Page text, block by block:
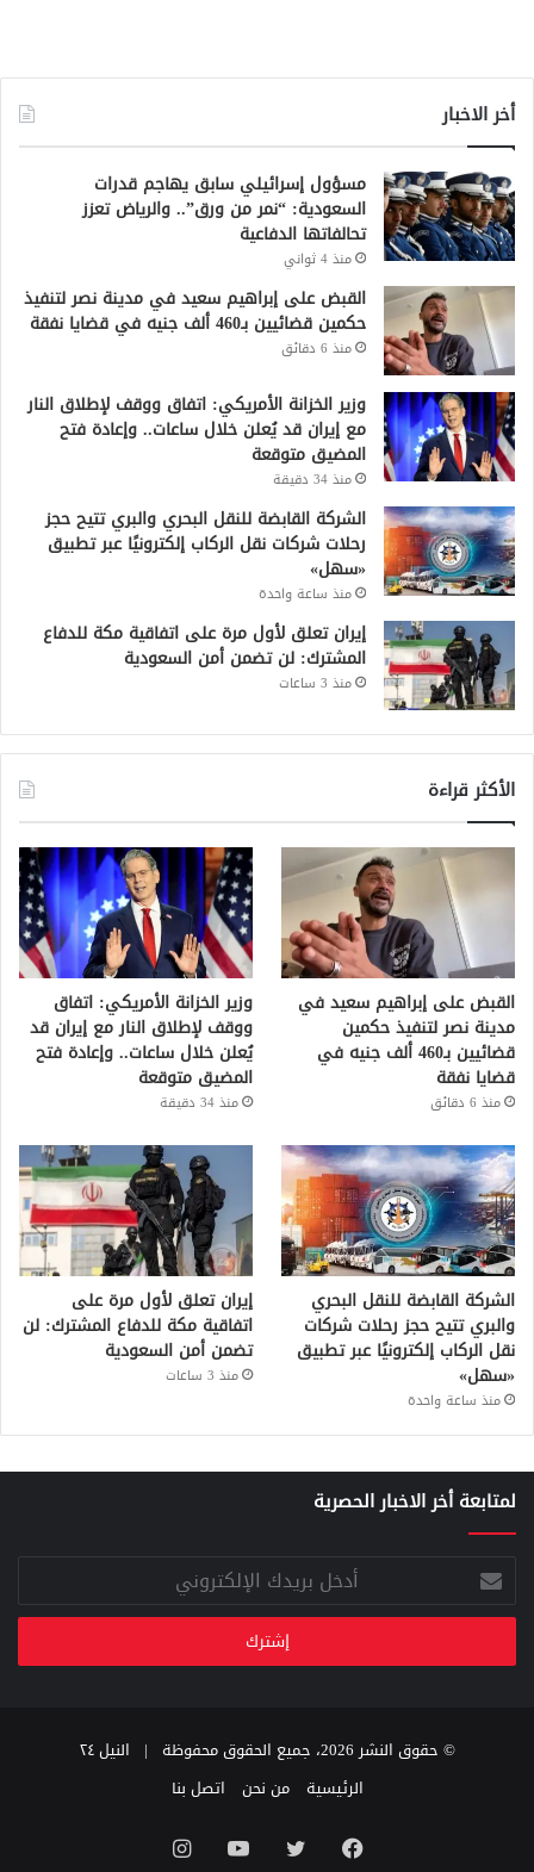
أخر الاخبار
مسؤول إسرائيلي سابق يهاجم قدرات
السعودية: “نمر من ورق”.. والرياض تعزز
تحالفاتها الدفاعية
منذ 4 ثواني
القبض على إبراهيم سعيد في مدينة نصر لتنفيذ
حكمين قضائيين بـ460 ألف جنيه في قضايا نفقة
منذ 6 دقائق
وزير الخزانة الأمريكي: اتفاق ووقف لإطلاق النار
مع إيران قد يُعلن خلال ساعات.. وإعادة فتح
المضيق متوقعة
منذ 34 دقيقة
الشركة القابضة للنقل البحري والبري تتيح حجز
رحلات شركات نقل الركاب إلكترونيًا عبر تطبيق
«سهل»
منذ ساعة واحدة
إيران تعلق لأول مرة على اتفاقية مكة للدفاع
المشترك: لن تضمن أمن السعودية
منذ 3 ساعات
الأكثر قراءة
القبض على إبراهيم سعيد في
مدينة نصر لتنفيذ حكمين
قضائيين بـ460 ألف جنيه في
قضايا نفقة
منذ 6 دقائق
وزير الخزانة الأمريكي: اتفاق
ووقف لإطلاق النار مع إيران قد
يُعلن خلال ساعات.. وإعادة فتح
المضيق متوقعة
منذ 34 دقيقة
الشركة القابضة للنقل البحري
والبري تتيح حجز رحلات شركات
نقل الركاب إلكترونيًا عبر تطبيق
«سهل»
منذ ساعة واحدة
إيران تعلق لأول مرة على
اتفاقية مكة للدفاع المشترك: لن
تضمن أمن السعودية
منذ 3 ساعات
لمتابعة أخر الاخبار الحصرية
أدخل
بريدك
الإلكتروني
© حقوق النشر 2026، جميع الحقوق محفوظة |
النيل ٢٤
الرئيسية
من نحن اتصل بنا
فيسبوك تويتر يوتيوب